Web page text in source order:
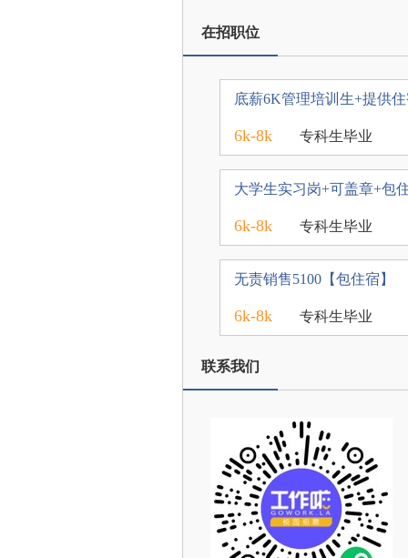
在招职位
底薪6K管理培训生+提供
6k-8k 专科生毕业
大学生实习岗+可盖章+包
6k-8k 专科生毕业
无责销售5100【包住宿】
6k-8k 专科生毕业
联系我们